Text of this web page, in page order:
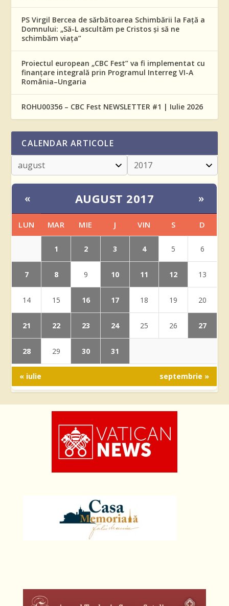
PS Virgil Bercea de sărbătoarea Schimbării la Față a
Domnului: „Să-L ascultăm pe Cristos și să ne
schimbăm viața”
Proiectul european „CBC Fest” va fi implementat cu
finanțare integrală prin Programul Interreg VI-A
România–Ungaria
ROHU00356 – CBC Fest NEWSLETTER #1 | Iulie 2026
CALENDAR ARTICOLE
« AUGUST 2017 »
LUN MAR MIE J VIN S D
1 2 3 4 5 6
7 8 9 10 11 12 13
14 15 16 17 18 19 20
21 22 23 24 25 26 27
28 29 30 31
« iulie septembrie »